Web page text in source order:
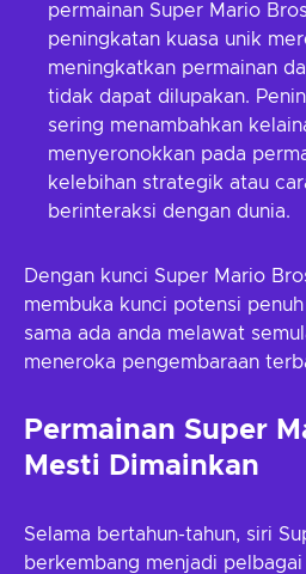
permainan Super Mario
peningkatan kuasa unik
meningkatkan permainan
tidak dapat dilupakan.
sering menambahkan
menyeronokkan pada
kelebihan strategik atau
berinteraksi dengan dunia.
Dengan kunci Super Mario
membuka kunci potensi
sama ada anda melawat
meneroka pengembaraan
Permainan Super
Mesti Dimainkan
Selama bertahun-tahun, siri
berkembang menjadi